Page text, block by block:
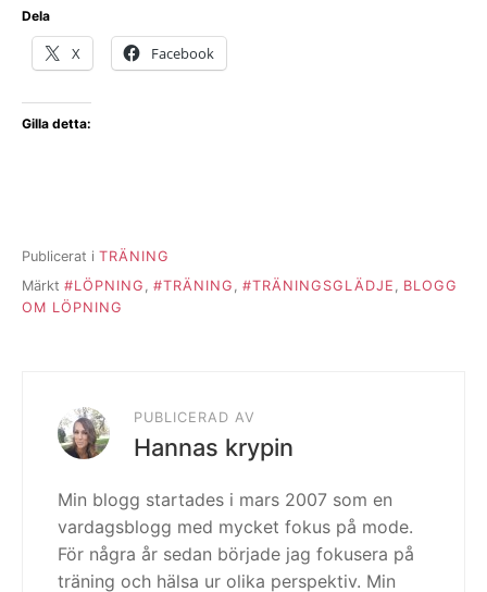
Dela
X Facebook
Gilla detta:
Publicerat i TRÄNING
Märkt #LÖPNING #TRÄNING #TRÄNINGSGLÄDJE
BLOGG
OM LÖPNING
PUBLICERAD AV
Hannas krypin
Min blogg startades i mars 2007 som en
vardagsblogg med mycket fokus på mode.
För några år sedan började jag fokusera på
träning och hälsa ur olika perspektiv. Min